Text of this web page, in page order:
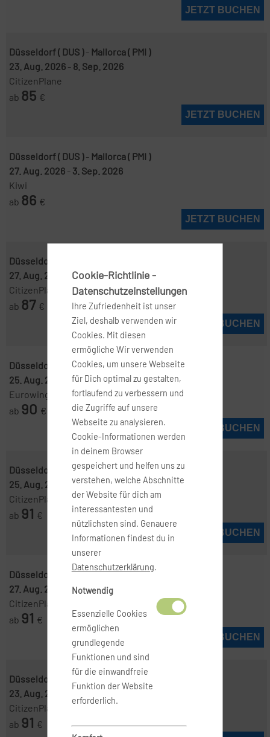
JETZT BUCHEN
Düsseldorf ( DUS )- Mallorca ( PMI )
23. Aug. 2026 - 8. Sep. 2026
CitizenPlane
ab 85 €
JETZT BUCHEN
Düsseldorf ( DUS )- Mallorca ( PMI )
27. Aug. 2026 - 3. Sep. 2026
Kiwi
ab 86 €
JETZT BUCHEN
Düsseldorf ( DUS )
27. Aug. 2026
8. Sep. 2026
CitizenPlane
ab 87 €
JETZT BUCHEN
Düsseldorf ( DUS )-Mallorca ( PMI )
25. Aug. 2026
-3. Sep. 2026
Eurowings
ab 90 €
JETZT BUCHEN
Düsseldorf ( DUS )-Mallorca ( PMI )
25. Aug. 2026
-2. Sep. 2026
CitizenPlane
ab 91 €
JETZT BUCHEN
Düsseldorf ( DUS )-Mallorca ( PMI )
27. Aug. 2026
2. Sep. 2026
CitizenPlane
ab 91 €
JETZT BUCHEN
Düsseldorf ( DUS ) -Mallorca ( PMI )
23. Aug. 2026
-2. Sep. 2026
CitizenPlane
ab 91 €
Cookie-Richtlinie -
Datenschutzeinstellungen
Ihre Zufriedenheit ist unser
Ziel, deshalb verwenden wir
Cookies. Mit diesen
ermögliche Wir verwenden
Cookies, um unsere Webseite
für Dich optimal zu gestalten,
fortlaufend zu verbessern und
die Zugriffe auf unsere
Webseite zu analysieren.
Cookie-Informationen werden
in deinem Browser
gespeichert und helfen uns zu
verstehen, welche Abschnitte
der Website für dich am
interessantesten und
nützlichsten sind. Genauere
Informationen findest du in
unserer
Datenschutzerklärung.
Notwendig
Essenzielle Cookies
ermöglichen
grundlegende
Funktionen und sind
für die einwandfreie
Funktion der Website
erforderlich.